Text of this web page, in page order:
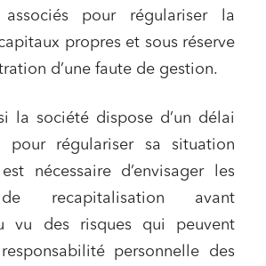
pour régulariser la
propres et sous réserve
d’une faute de gestion.
la société dispose d’un délai
pour régulariser sa situation
nécessaire d’envisager les
recapitalisation avant
vu des risques qui peuvent
personnelle des